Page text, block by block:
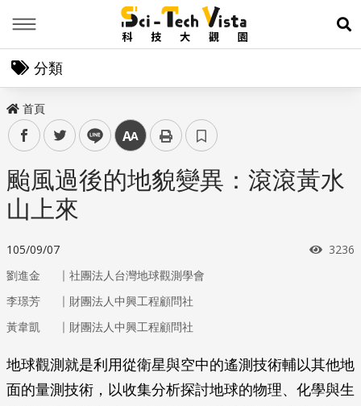
展
分類
首頁
facebooktwitter line 中
颱風過後的地貌變異：滾滾黃水
山上來
105/09/07 瀏覽
3236
劉進金 ｜ 社團法人台灣地球觀測學會
李璟芳
｜ 財團法人中興工程顧問社
黃韋凱
｜ 財團法人中興工程顧問社
地球觀測就是利用從衛星與空中的遙測技術輔以其他地
面的量測技術，以收集分析探討地球的物理、化學與生